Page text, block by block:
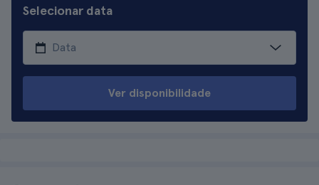
Selecionar data
Ver disponibilidade